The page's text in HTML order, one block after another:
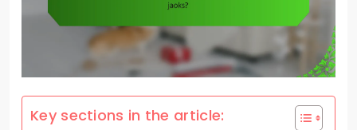
Key sections in the article: